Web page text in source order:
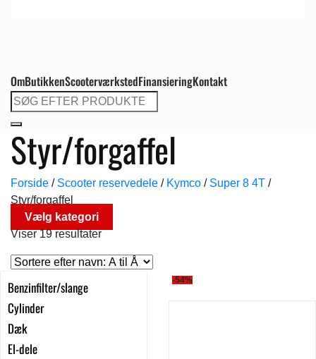
OmButikkenScooterværkstedFinansieringKontakt
Søg
efter:
Styr/forgaffel
Forside / Scooter reservedele / Kymco / Super 8 4T /
Styr/forgaffel
Vælg kategori
Viser 19 resultater
Benzinfilter/slange
Cylinder
Dæk
El-dele
-54%